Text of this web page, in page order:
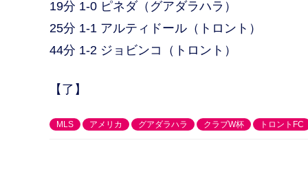
19分 1-0 ピネダ（グアダラハラ）
25分 1-1 アルティドール（トロント）
44分 1-2 ジョビンコ（トロント）
【了】
MLS アメリカ グアダラハラ クラブW杯 トロントFC